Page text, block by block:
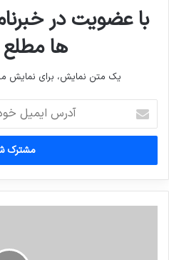
با عضویت در
ها
یک متن نمایش، برای
ایمیل
خود
وارد
کنید